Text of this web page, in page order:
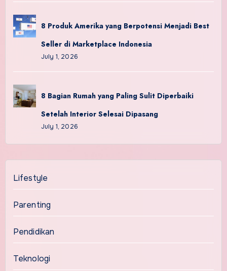
8 Produk Amerika yang Berpotensi Menjadi Best
Seller di Marketplace Indonesia
July 1, 2026
8 Bagian Rumah yang Paling Sulit Diperbaiki
Setelah Interior Selesai Dipasang
July 1, 2026
Lifestyle
Parenting
Pendidikan
Teknologi